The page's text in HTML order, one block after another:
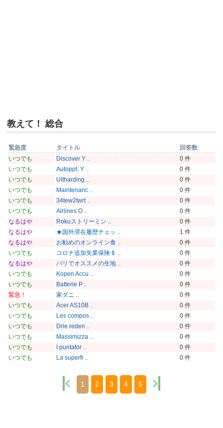
教えて！ 総合
緊急度 タイトル
回答数
いつでも
Discover Y ..
0 件
いつでも
Autoppt: Y ..
0 件
いつでも
Uitharding ..
0 件
いつでも
Maintenanc ..
0 件
いつでも
34tew2twrt ..
0 件
いつでも
Airlines O ..
0 件
なるはや
Rokuストリーミン ..
0 件
なるはや
★国外滞在履歴チェッ ..
1 件
なるはや
お勧めのオンライン食 ..
0 件
いつでも
コロナ追加失業保険＄ ..
0 件
なるはや
パリでオススメの生地 ..
0 件
いつでも
Kopen Accu ..
0 件
いつでも
Batterie P ..
0 件
緊急！
家ダニ ..
0 件
いつでも
Acer AS10B ..
0 件
いつでも
Les compos ..
0 件
いつでも
Drie reden ..
0 件
いつでも
Massimizza ..
0 件
いつでも
I puntator ..
0 件
いつでも
La superfi .. 0 件
1 2 3 4 5